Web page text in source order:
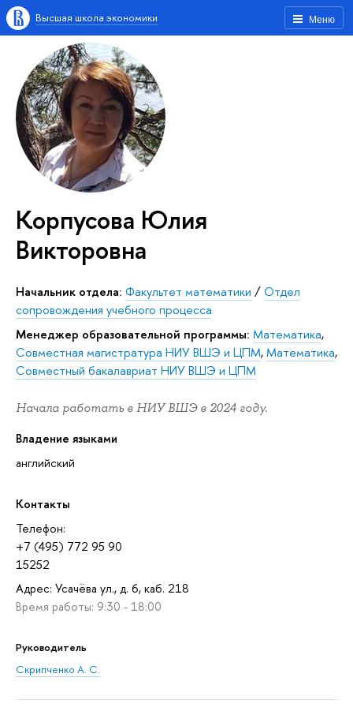
Меню
Высшая школа экономики
Корпусова Юлия
Викторовна
Начальник отдела: Факультет математики /Отдел
сопровождения учебного процесса
Менеджер образовательной программы: Математика,
Совместная магистратура НИУ ВШЭ и ЦПМ,Математика,
Совместный бакалавриат НИУ ВШЭ и ЦПМ
Начала работать в НИУ ВШЭ в 2024 году.
Владение языками
английский
Контакты
Телефон:
+7 (495) 772 95 90
15252
Адрес: Усачёва ул., д. 6, каб. 218
Время работы: 9:30 - 18:00
Руководитель
Скрипченко А. С.